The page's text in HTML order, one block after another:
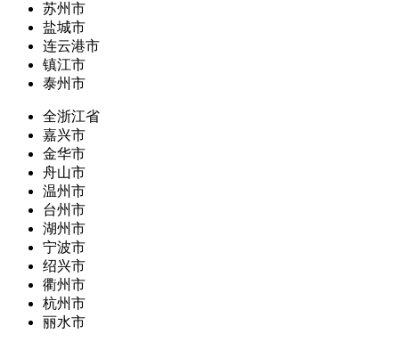
苏州市
盐城市
连云港市
镇江市
泰州市
全浙江省
嘉兴市
金华市
舟山市
温州市
台州市
湖州市
宁波市
绍兴市
衢州市
杭州市
丽水市